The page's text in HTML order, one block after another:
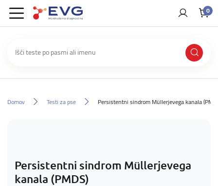
0
Domov Testi za pse Persistentni sindrom Müllerjevega kanala
Persistentni sindrom Müllerjevega
kanala (PMDS)